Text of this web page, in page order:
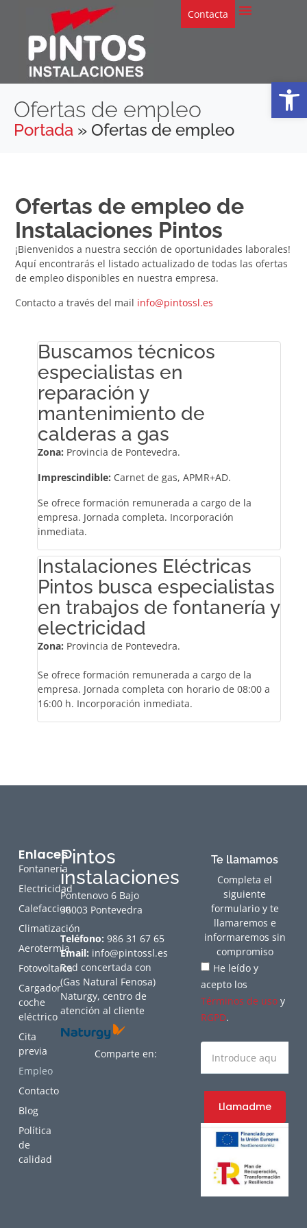
Abrir
Contacta
Ofertas de empleo
Portada » Ofertas de empleo
Ofertas de empleo de
Instalaciones Pintos
¡Bienvenidos a nuestra sección de oportunidades laborales!
Aquí encontrarás el listado actualizado de todas las ofertas
de empleo disponibles en nuestra empresa.
Contacto a través del mail info@pintossl.es
Buscamos técnicos
especialistas en
reparación y
mantenimiento de
calderas a gas
Zona: Provincia de Pontevedra.
Imprescindible: Carnet de gas, APMR+AD.
Se ofrece formación remunerada a cargo de la
empresa. Jornada completa. Incorporación
inmediata.
Instalaciones Eléctricas
Pintos busca especialistas
en trabajos de fontanería y
electricidad
Zona: Provincia de Pontevedra.
Se ofrece formación remunerada a cargo de la
empresa. Jornada completa con horario de 08:00 a
16:00 h. Incorporación inmediata.
Pintos
instalaciones
Pontenovo 6 Bajo
36003 Pontevedra
Teléfono: 986 31 67 65
Email: info@pintossl.es
Red concertada con
(Gas Natural Fenosa)
Naturgy, centro de
atención al cliente
Comparte en:
Enlaces
Fontanería
Electricidad
Calefaccion
Climatización
Aerotermia
Fotovoltaica
Cargador
coche
eléctrico
Cita
previa
Empleo
Contacto
Blog
Política
de
calidad
Te llamamos
Completa el
siguiente
formulario y te
llamaremos e
informaremos sin
compromiso
He leído y
acepto los
Términos de uso y
RGPD.
Llamadme